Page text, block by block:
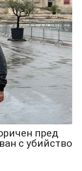
пред
с убийство